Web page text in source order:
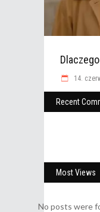
14.
Recent
Most Views
No posts were